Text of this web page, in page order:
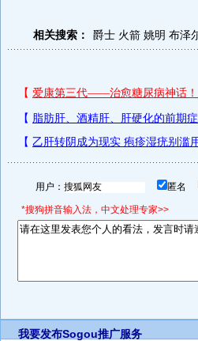
相关搜索： 爵士 火箭 姚明 布泽
用户： 匿名
*搜狗拼音输入法，中文处理专家>>
我要发布Sogou推广服务